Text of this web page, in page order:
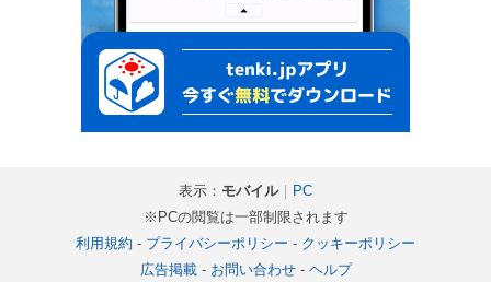
表示： モバイル｜ PC
※PCの閲覧は一部制限されます
利用規約 - プライバシーポリシー - クッキーポリシー
広告掲載- お問い合わせ- ヘルプ